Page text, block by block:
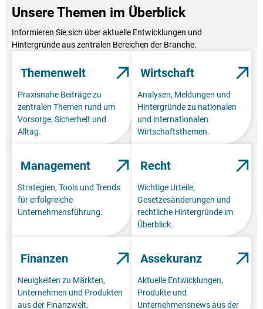
Unsere Themen im Überblick
Informieren Sie sich über aktuelle Entwicklungen und
Hintergründe aus zentralen Bereichen der Branche.
Themenwelt
Praxisnahe Beiträge zu
zentralen Themen rund um
Vorsorge, Sicherheit und
Alltag.
Wirtschaft
Analysen, Meldungen und
Hintergründe zu nationalen
und internationalen
Wirtschaftsthemen.
Management
Strategien, Tools und Trends
für erfolgreiche
Unternehmensführung.
Recht
Wichtige Urteile,
Gesetzesänderungen und
rechtliche Hintergründe im
Überblick.
Finanzen
Neuigkeiten zu Märkten,
Unternehmen und Produkten
aus der Finanzwelt.
Assekuranz
Aktuelle Entwicklungen,
Produkte und
Unternehmensnews aus der